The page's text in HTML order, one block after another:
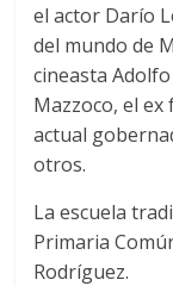
el actor Darío
del mundo de
cineasta
Mazzoco, el ex
actual
otros.
La escuela
Primaria
Rodríguez.